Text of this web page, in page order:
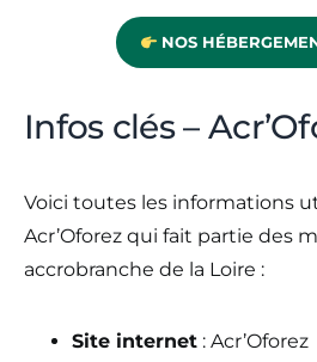
NOS
Infos clés –
Voici toutes les informations
Acr’Oforez qui fait partie des
accrobranche de la Loire :
Site internet : Acr’Oforez